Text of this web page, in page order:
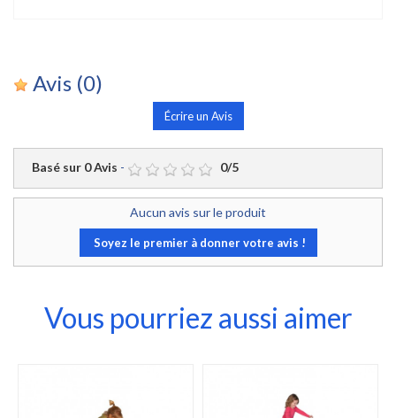
Avis (0)
Écrire un Avis
Basé sur 0Avis - 0/5
Aucun avis sur le produit
Soyez le premier à donner votre avis !
Vous pourriez aussi aimer